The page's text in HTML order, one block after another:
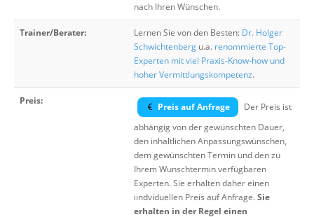
nach Ihren Wünschen.
Trainer/Berater: Lernen Sie von den Besten: Dr. Holger
Schwichtenberg u.a. renommierte Top-
Experten mit viel Praxis-Know-how und
hoher Vermittlungskompetenz.
Preis:
Preis auf Anfrage
Der Preis ist
abhängig von der gewünschten Dauer,
den inhaltlichen Anpassungswünschen,
dem gewünschten Termin und den zu
Ihrem Wunschtermin verfügbaren
Experten. Sie erhalten daher einen
iindviduellen Preis auf Anfrage.Sie
erhalten in der Regel einen